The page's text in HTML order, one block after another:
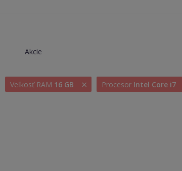
Akcie
Veľkosť RAM 16 GB × Procesor Intel Core i7